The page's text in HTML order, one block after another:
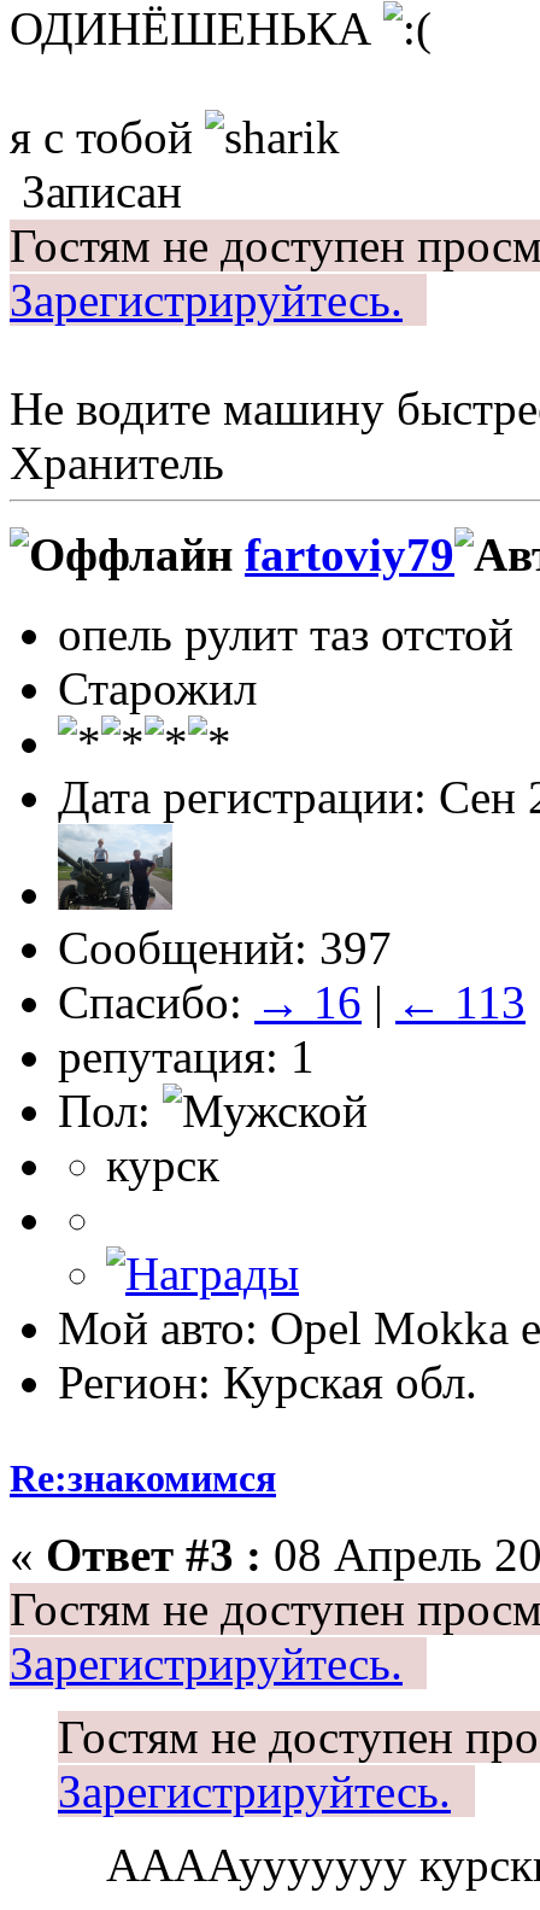
ОДИНЁШЕНЬКА
я с тобой
Записан
Гостям не доступен
Зарегистрируйтесь.
Не водите машину
Хранитель
fartoviy79
опель рулит таз отстой
Старожил
Дата регистрации: Сен
Сообщений: 397
Спасибо: → 16 | ← 113
репутация: 1
Пол:
курск
Мой авто: Opel Mokka
Регион: Курская обл.
Re:знакомимся
« Ответ #3 : 08 Апрель
Гостям не доступен
Зарегистрируйтесь.
Гостям не доступен
Зарегистрируйтесь.
ААААууууууу